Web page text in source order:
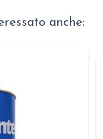
anche: